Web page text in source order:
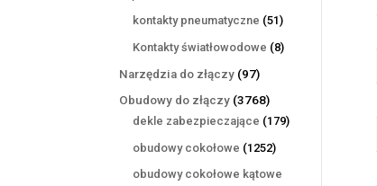
produktów
kontakty pneumatyczne 5151
produktów
Kontakty światłowodowe 88
Narzędzia do złączy 9797
produktów
Obudowy do złączy 37683768
produktów
dekle zabezpieczające 179179
obudowy cokołowe 12521252
obudowy cokołowe kątowe